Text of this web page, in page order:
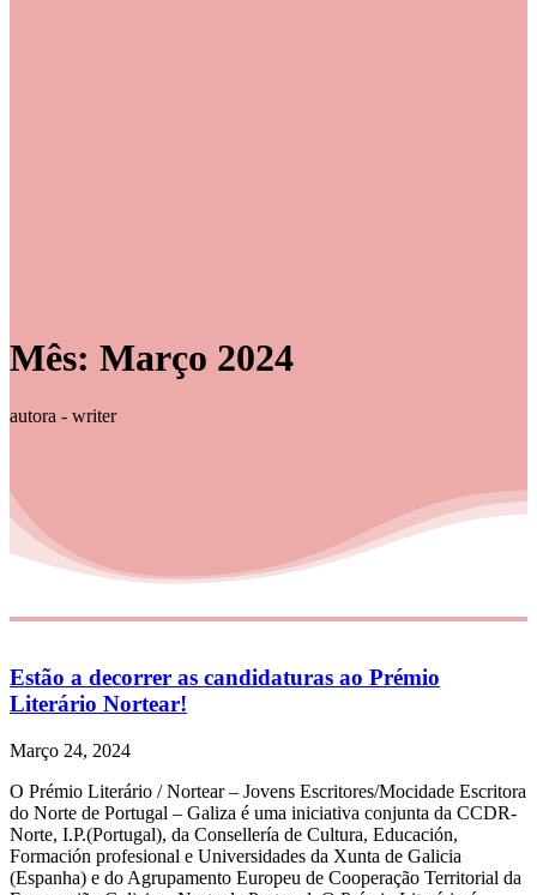
Mês: Março 2024
autora - writer
Estão a decorrer as candidaturas ao Prémio
Literário Nortear!
Março 24, 2024
O Prémio Literário / Nortear – Jovens Escritores/Mocidade Escritora
do Norte de Portugal – Galiza é uma iniciativa conjunta da CCDR-
Norte, I.P.(Portugal), da Consellería de Cultura, Educación,
Formación profesional e Universidades da Xunta de Galicia
(Espanha) e do Agrupamento Europeu de Cooperação Territorial da